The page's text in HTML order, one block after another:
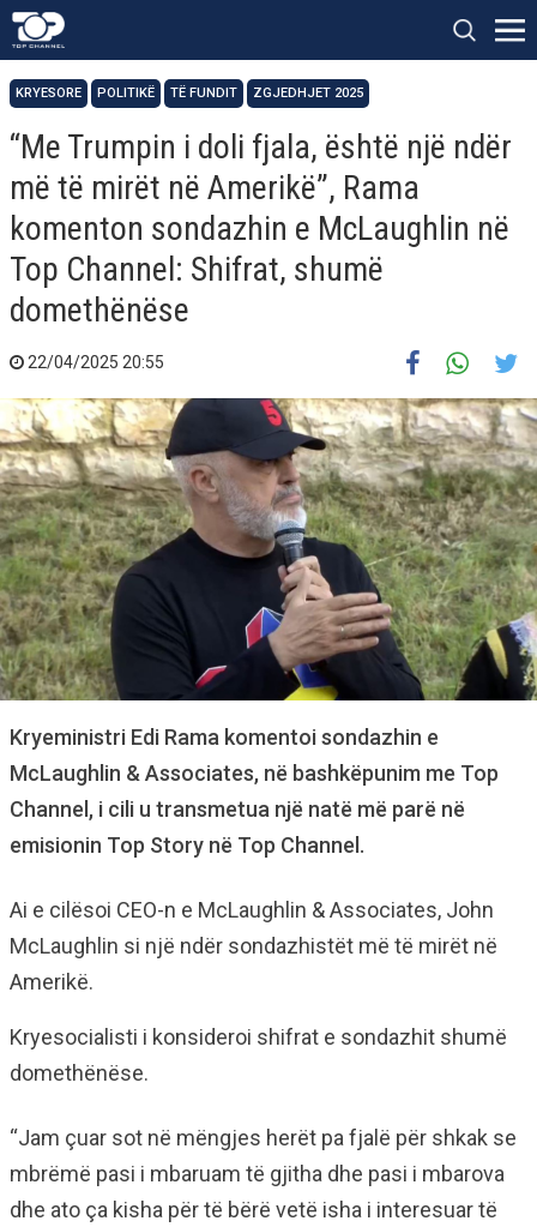
KRYESORE POLITIKË TË FUNDIT ZGJEDHJET 2025
“Me Trumpin i doli fjala, është një ndër
më të mirët në Amerikë”, Rama
komenton sondazhin e McLaughlin në
Top Channel: Shifrat, shumë
domethënëse
22/04/2025 20:55
Kryeministri Edi Rama komentoi sondazhin e
McLaughlin & Associates, në bashkëpunim me Top
Channel, i cili u transmetua një natë më parë në
emisionin Top Story në Top Channel.
Ai e cilësoi CEO-n e McLaughlin & Associates, John
McLaughlin si një ndër sondazhistët më të mirët në
Amerikë.
Kryesocialisti i konsideroi shifrat e sondazhit shumë
domethënëse.
“Jam çuar sot në mëngjes herët pa fjalë për shkak se
mbrëmë pasi i mbaruam të gjitha dhe pasi i mbarova
dhe ato ça kisha për të bërë vetë isha i interesuar të